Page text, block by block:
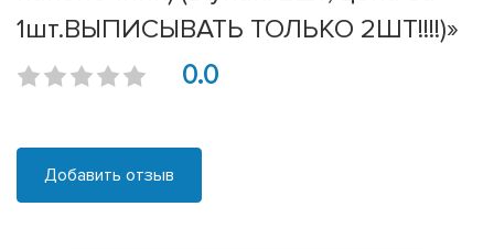
1шт.ВЫПИСЫВАТЬ ТОЛЬКО 2ШТ!!!!)»
0.0
Добавить отзыв